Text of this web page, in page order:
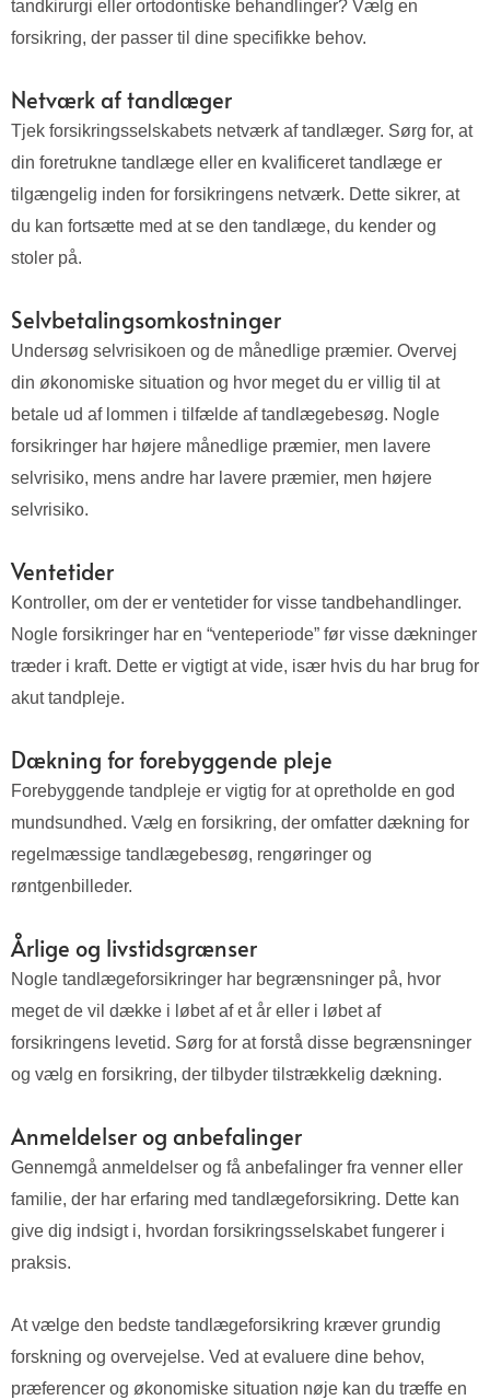
tandkirurgi eller ortodontiske behandlinger? Vælg en
forsikring, der passer til dine specifikke behov.
Netværk af tandlæger
Tjek forsikringsselskabets netværk af tandlæger. Sørg for, at
din foretrukne tandlæge eller en kvalificeret tandlæge er
tilgængelig inden for forsikringens netværk. Dette sikrer, at
du kan fortsætte med at se den tandlæge, du kender og
stoler på.
Selvbetalingsomkostninger
Undersøg selvrisikoen og de månedlige præmier. Overvej
din økonomiske situation og hvor meget du er villig til at
betale ud af lommen i tilfælde af tandlægebesøg. Nogle
forsikringer har højere månedlige præmier, men lavere
selvrisiko, mens andre har lavere præmier, men højere
selvrisiko.
Ventetider
Kontroller, om der er ventetider for visse tandbehandlinger.
Nogle forsikringer har en “venteperiode” før visse dækninger
træder i kraft. Dette er vigtigt at vide, især hvis du har brug for
akut tandpleje.
Dækning for forebyggende pleje
Forebyggende tandpleje er vigtig for at opretholde en god
mundsundhed. Vælg en forsikring, der omfatter dækning for
regelmæssige tandlægebesøg, rengøringer og
røntgenbilleder.
Årlige og livstidsgrænser
Nogle tandlægeforsikringer har begrænsninger på, hvor
meget de vil dække i løbet af et år eller i løbet af
forsikringens levetid. Sørg for at forstå disse begrænsninger
og vælg en forsikring, der tilbyder tilstrækkelig dækning.
Anmeldelser og anbefalinger
Gennemgå anmeldelser og få anbefalinger fra venner eller
familie, der har erfaring med tandlægeforsikring. Dette kan
give dig indsigt i, hvordan forsikringsselskabet fungerer i
praksis.
At vælge den bedste tandlægeforsikring kræver grundig
forskning og overvejelse. Ved at evaluere dine behov,
præferencer og økonomiske situation nøje kan du træffe en